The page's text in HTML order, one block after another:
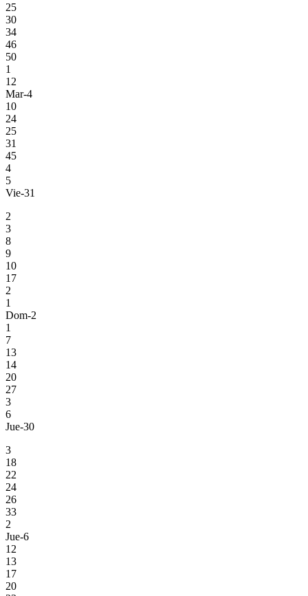
25
30
34
46
50
1
12
Mar-4
10
24
25
31
45
4
5
Vie-31
2
3
8
9
10
17
2
1
Dom-2
1
7
13
14
20
27
3
6
Jue-30
3
18
22
24
26
33
2
Jue-6
12
13
17
20